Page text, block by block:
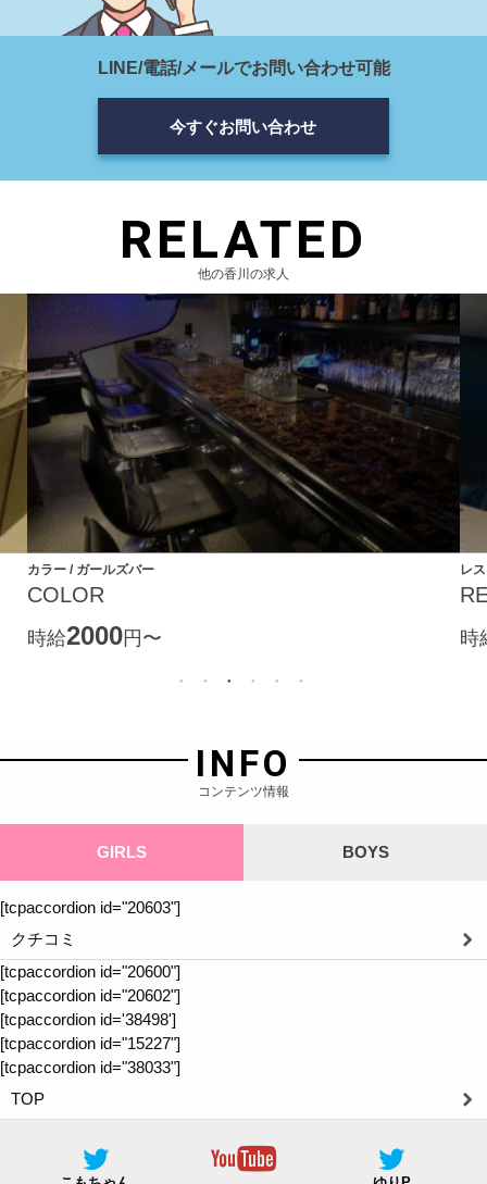
LINE/電話/メールでお問い合わせ可能
今すぐお問い合わせ
RELATED
他の香川の求人
カラー / ガールズバー
COLOR
時給2000円〜
レ
時
INFO
コンテンツ情報
GIRLS BOYS
[tcpaccordion id="20603"]
クチコミ
[tcpaccordion id="20600"]
[tcpaccordion id="20602"]
[tcpaccordion id='38498']
[tcpaccordion id="15227"]
[tcpaccordion id="38033"]
TOP